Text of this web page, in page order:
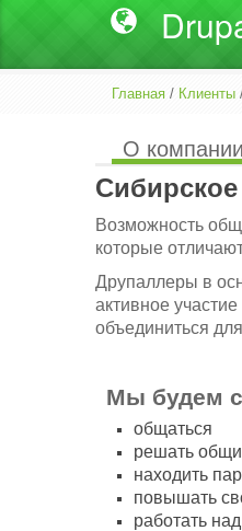
Главная / Клиенты
О компании
Сибирское
Возможность
которые
Друпаллеры в
активное
объединиться
Мы будем
общаться
решать
находить
повышать
работать